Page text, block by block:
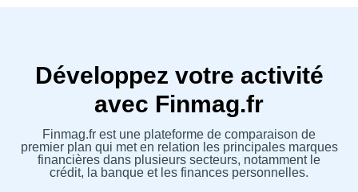
Développez votre activité
avec Finmag.fr
Finmag.fr est une plateforme de comparaison de
premier plan qui met en relation les principales marques
financières dans plusieurs secteurs, notamment le
crédit, la banque et les finances personnelles.